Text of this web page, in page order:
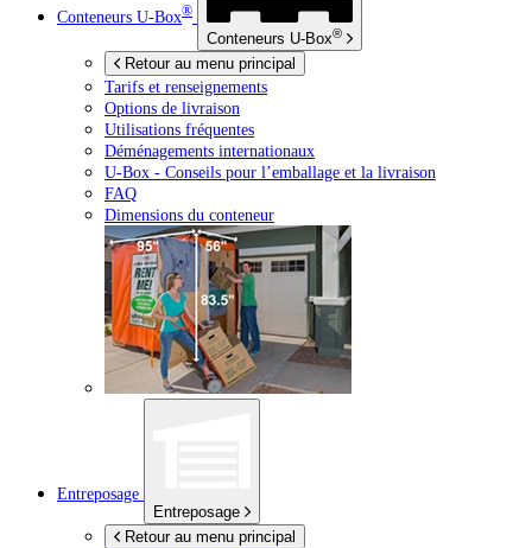
Conteneurs U-Box®
Conteneurs U-Box®
Retour au menu principal
Tarifs et renseignements
Options de livraison
Utilisations fréquentes
Déménagements internationaux
U-Box - Conseils pour l’emballage et la livraison
FAQ
Dimensions du conteneur
Entreposage
Entreposage
Retour au menu principal